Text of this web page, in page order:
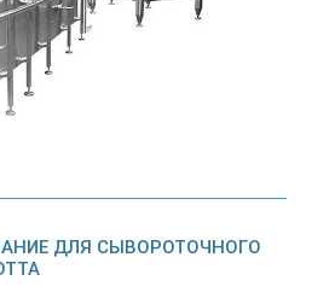
ДЛЯ СЫВОРОТОЧНОГО